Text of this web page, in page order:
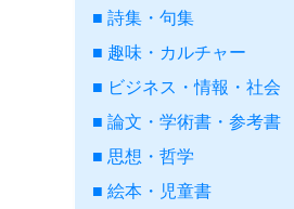
詩集・句集
趣味・カルチャー
ビジネス・情報・社会
論文・学術書・参考書
思想・哲学
絵本・児童書